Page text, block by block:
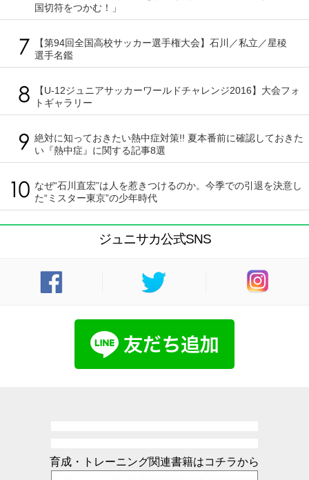
国切符をつかむ！」
【第94回全国高校サッカー選手権大会】石川／私立／星稜
選手名鑑
【U-12ジュニアサッカーワールドチャレンジ2016】大会フォ
トギャラリー
絶対に知っておきたい熱中症対策!! 夏本番前に確認しておきた
い『熱中症』に関する記事8選
なぜ“石川直宏”は人を惹きつけるのか。今季での引退を決意し
た“ミスター東京”の少年時代
ジュニサカ公式SNS
育成・トレーニング関連書籍はコチラから